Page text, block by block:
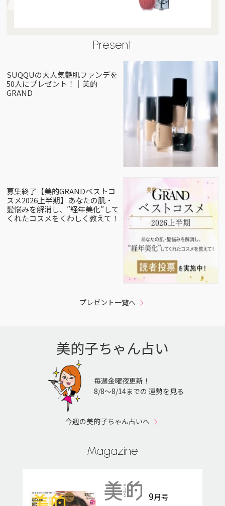
Present
SUQQUの大人気艶肌ファンデを
50人にプレゼント！｜美的
GRAND
募集終了【美的GRANDベストコ
スメ2026上半期】あなたの肌・
髪悩みを解消し、”経年美化”して
くれたコスメをくわしく教えて！
プレゼント一覧へ
美的子ちゃん占い
毎週金曜夜更新！
8/8〜8/14までの 運勢を見る
今週の美的子ちゃん占いへ
Magazine
9月号